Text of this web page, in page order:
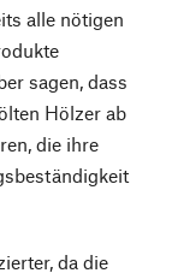
alle nötigen
sagen, dass
Hölzer ab
die ihre
da die